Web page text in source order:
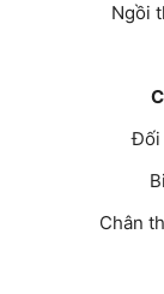
Ngồi
Đối
Chân